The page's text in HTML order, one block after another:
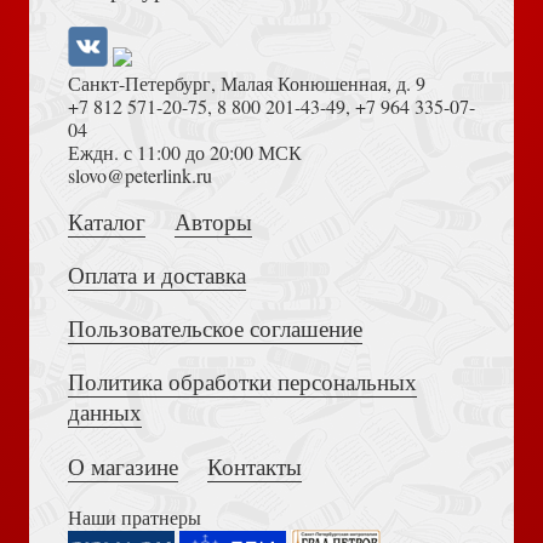
Постигая, кто мы есть
Целительная сила общения
Учись быть счастливым
Муж и жена: кто мы на самом деле?
Толкование на Апокалипсис (Тихоний Африканский)
Достоевский Ф.М. Сила и правда России (2024)
Санкт-Петербург, Малая Конюшенная, д. 9
+7 812 571-20-75, 8 800 201-43-49, +7 964 335-07-
04
Еждн. с 11:00 до 20:00 МСК
slovo@peterlink.ru
Каталог
Авторы
Оплата и доставка
Пользовательское соглашение
Политика обработки персональных
данных
О магазине
Контакты
Наши пратнеры